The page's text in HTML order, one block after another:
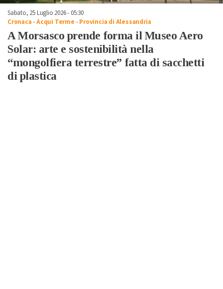
Sabato, 25 Luglio 2026 - 05:30
Cronaca-Acqui Terme -Provincia di Alessandria
A Morsasco prende forma il Museo Aero
Solar: arte e sostenibilità nella
“mongolfiera terrestre” fatta di sacchetti
di plastica